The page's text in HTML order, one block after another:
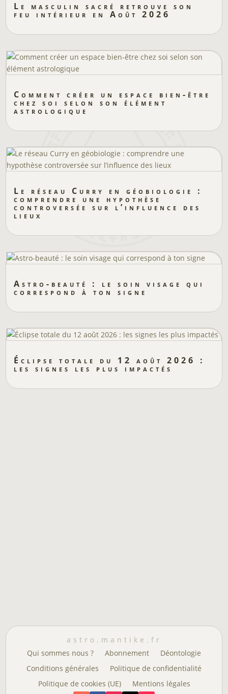
Le masculin sacré retrouve son
feu intérieur en Août 2026
Comment créer un espace bien-être
chez soi selon son élément
astrologique
Le réseau Curry en géobiologie :
comprendre une hypothèse
controversée sur l’influence des
lieux
Astro-beauté : le soin visage qui
correspond à ton signe
Éclipse totale du 12 août 2026 :
les signes les plus impactés
astro.mantike.fr
Qui sommes nous ?
Abonnement
Déontologie
Conditions générales
Politique de confidentialité
Politique de cookies (UE)
Mentions légales